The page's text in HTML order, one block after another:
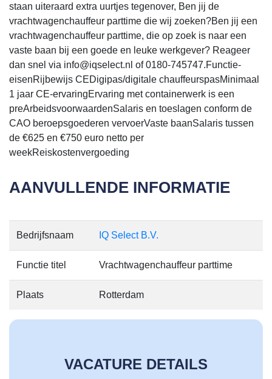
staan uiteraard extra uurtjes tegenover, Ben jij de
vrachtwagenchauffeur parttime die wij zoeken?Ben jij een
vrachtwagenchauffeur parttime, die op zoek is naar een
vaste baan bij een goede en leuke werkgever? Reageer
dan snel via info@iqselect.nl of 0180-745747.Functie-
eisenRijbewijs CEDigipas/digitale chauffeurspasMinimaal
1 jaar CE-ervaringErvaring met containerwerk is een
preArbeidsvoorwaardenSalaris en toeslagen conform de
CAO beroepsgoederen vervoerVaste baanSalaris tussen
de €625 en €750 euro netto per
weekReiskostenvergoeding
AANVULLENDE INFORMATIE
Bedrijfsnaam IQ Select B.V.
Functie titel Vrachtwagenchauffeur parttime
Plaats Rotterdam
VACATURE DETAILS